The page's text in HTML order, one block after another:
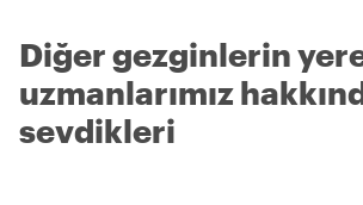
Diğer gezginlerin
uzmanlarımız
sevdikleri